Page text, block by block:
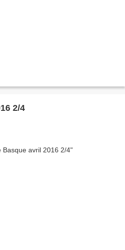
Côte Basque avril 2016 2/4